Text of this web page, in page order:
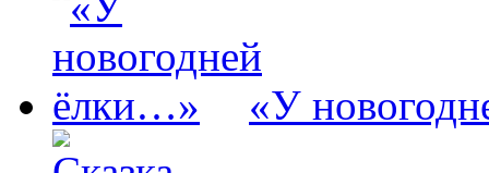
«У